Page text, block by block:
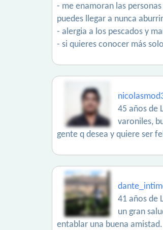
- me enamoran las
puedes llegar a nunca
- alergia a los pescados y
- si quieres conocer más
45 años de
varoniles,
gente q desea y quiere ser
41 años de
un gran
entablar una buena amistad.